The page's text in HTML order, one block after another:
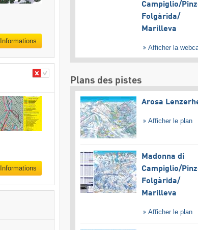
Informations
Informations
Campiglio/​
Folgàrida/​
Marilleva
Afficher la
Plans des pistes
Arosa
Afficher le plan
Madonna di
Campiglio/​
Folgàrida/​
Marilleva
Afficher le plan